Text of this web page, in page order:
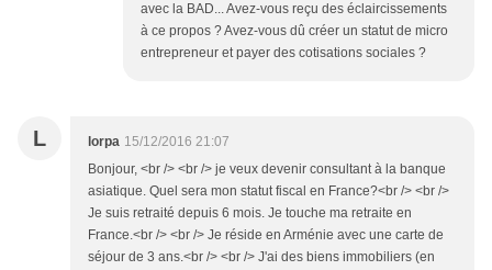
avec la BAD... Avez-vous reçu des éclaircissements
à ce propos ? Avez-vous dû créer un statut de micro
entrepreneur et payer des cotisations sociales ?
L lorpa 15/12/2016 21:07
Bonjour, <br /> <br /> je veux devenir consultant à la banque
asiatique. Quel sera mon statut fiscal en France?<br /> <br />
Je suis retraité depuis 6 mois. Je touche ma retraite en
France.<br /> <br /> Je réside en Arménie avec une carte de
séjour de 3 ans.<br /> <br /> J'ai des biens immobiliers (en